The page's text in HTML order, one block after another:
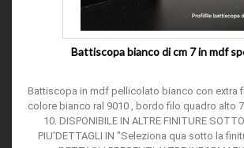
Battiscopa bianco di cm 7 in mdf
Battiscopa in mdf pellicolato bianco con extra
colore bianco ral 9010 , bordo filo quadro alto
10. DISPONIBILE IN ALTRE FINITURE
PIU'DETTAGLI IN "Seleziona qua sotto la